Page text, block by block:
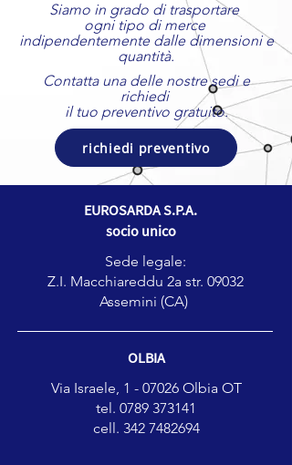
Siamo in grado di trasportare
ogni tipo di merce
indipendentemente dalle dimensioni e
quantità.
Contatta una delle nostre sedi e
richiedi
il tuo preventivo gratuito.
richiedi preventivo
​EUROSARDA S.P.A.
socio unico
Sede legale:
Z.I. Macchiareddu 2a str. 09032
Assemini (CA)
OLBIA
Via Israele, 1 - 07026 Olbia OT
tel. 0789 373141
cell. 342 7482694